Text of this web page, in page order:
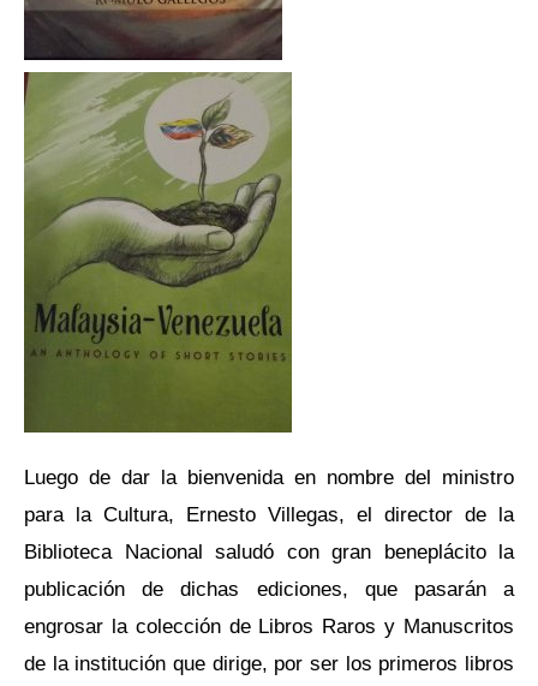
Luego de dar la bienvenida en nombre del ministro
para la Cultura, Ernesto Villegas, el director de la
Biblioteca Nacional saludó con gran beneplácito la
publicación de dichas ediciones, que pasarán a
engrosar la colección de Libros Raros y Manuscritos
de la institución que dirige, por ser los primeros libros